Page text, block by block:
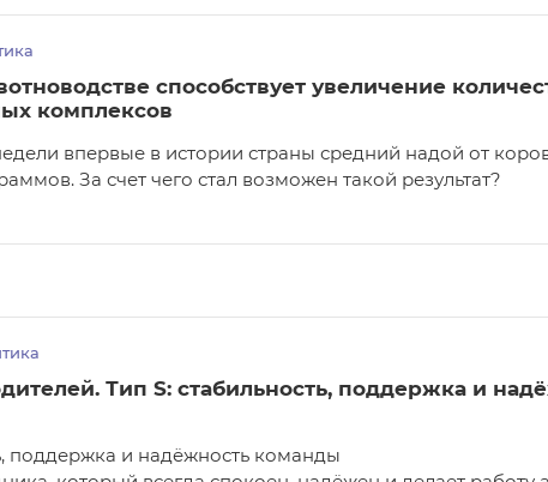
способствует увеличение
комплексов
впервые в истории страны средний надой от
За счет чего стал возможен такой результат?
Тип S: стабильность, поддержка и
поддержка и надёжность команды